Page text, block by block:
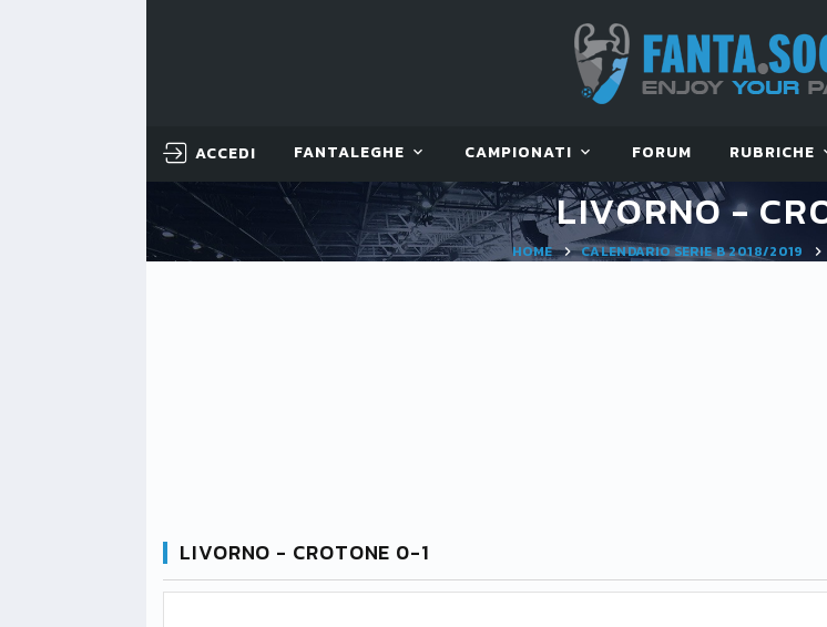
ACCEDI FANTALEGHE CAMPIONATI FORUM RUBRICHE
LIVORNO -
HOME CALENDARIO SERIE B 2018/2019
LIVORNO - CROTONE 0-1